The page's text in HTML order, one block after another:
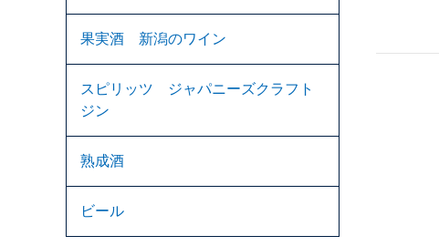
果実酒 新潟のワイン
スピリッツ ジャパニーズクラフト
ジン
熟成酒
ビール